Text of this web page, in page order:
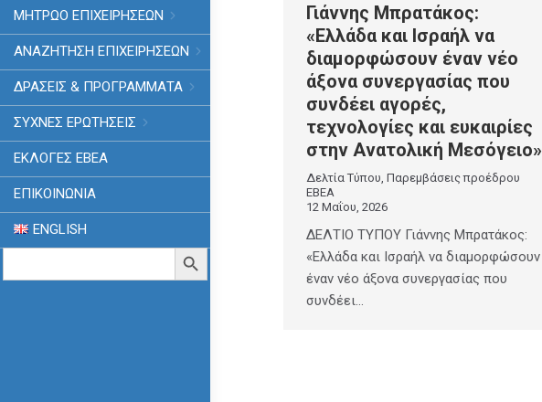
ΜΗΤΡΩΟ ΕΠΙΧΕΙΡΗΣΕΩΝ
ΑΝΑΖΗΤΗΣΗ ΕΠΙΧΕΙΡΗΣΕΩΝ
ΔΡΑΣΕΙΣ & ΠΡΟΓΡΑΜΜΑΤΑ
ΣΥΧΝΕΣ ΕΡΩΤΗΣΕΙΣ
ΕΚΛΟΓΈΣ ΕΒΕΑ
ΕΠΙΚΟΙΝΩΝΙΑ
ENGLISH
Search
Search Button
Γιάννης Μπρατάκος:
«Ελλάδα και Ισραήλ να
διαμορφώσουν έναν νέο
άξονα συνεργασίας που
συνδέει αγορές,
τεχνολογίες και ευκαιρίες
στην Ανατολική Μεσόγειο»
Δελτία Τύπου Παρεμβάσεις προέδρου
ΕΒΕΑ
12 Μαΐου, 2026
ΔΕΛΤΙΟ ΤΥΠΟΥ Γιάννης Μπρατάκος:
«Ελλάδα και Ισραήλ να διαμορφώσουν
έναν νέο άξονα συνεργασίας που
συνδέει…